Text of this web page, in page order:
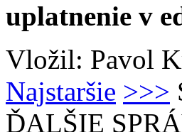
uplatnenie v
Vložil: Pavol
Najstaršie >>>
ĎALŠIE